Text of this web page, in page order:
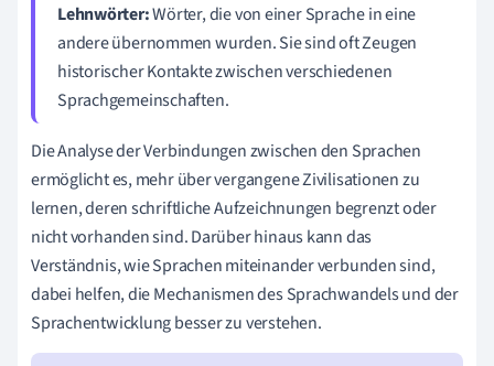
Lehnwörter:Wörter, die von einer Sprache in eine
andere übernommen wurden. Sie sind oft Zeugen
historischer Kontakte zwischen verschiedenen
Sprachgemeinschaften.
Die Analyse der Verbindungen zwischen den Sprachen
ermöglicht es, mehr über vergangene Zivilisationen zu
lernen, deren schriftliche Aufzeichnungen begrenzt oder
nicht vorhanden sind. Darüber hinaus kann das
Verständnis, wie Sprachen miteinander verbunden sind,
dabei helfen, die Mechanismen des Sprachwandels und der
Sprachentwicklung besser zu verstehen.